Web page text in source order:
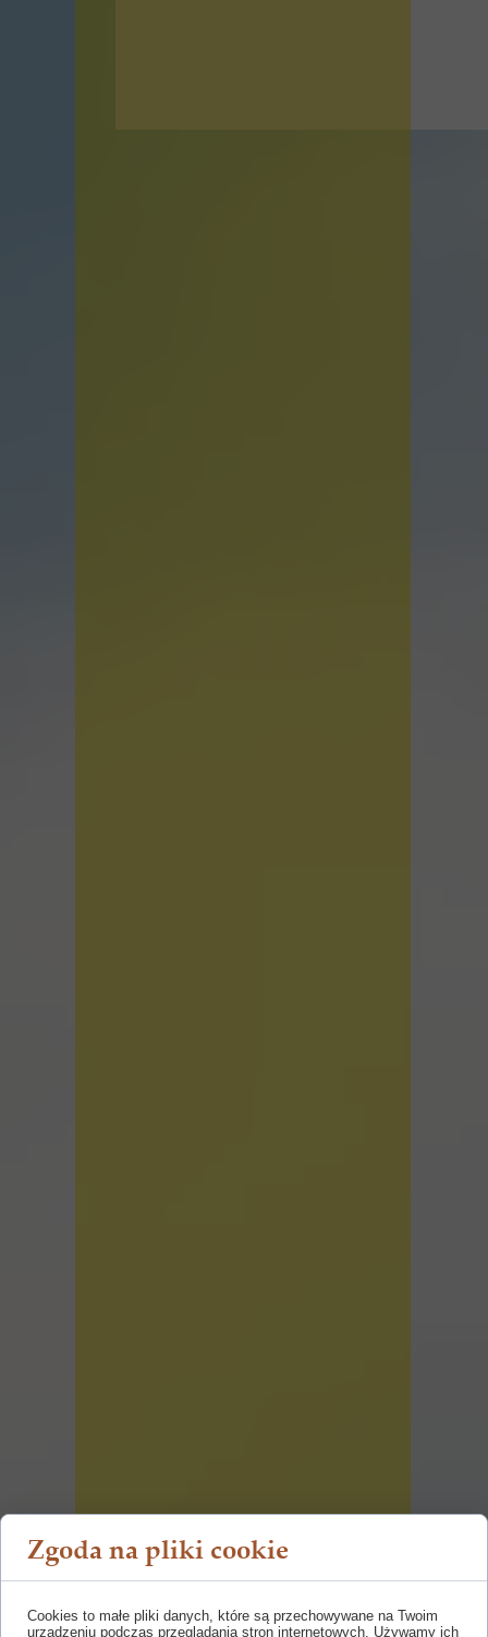
Zgoda na pliki cookie
Cookies to małe pliki danych, które są przechowywane na Twoim
urządzeniu podczas przeglądania stron internetowych. Używamy ich